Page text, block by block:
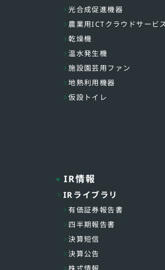
光合成促進機器
農業用ICTクラウドサービ
乾燥機
温水発生機
施設園芸用ファン
地熱利用機器
仮設トイレ
IR情報
IRライブラリ
有価証券報告書
四半期報告書
決算短信
決算公告